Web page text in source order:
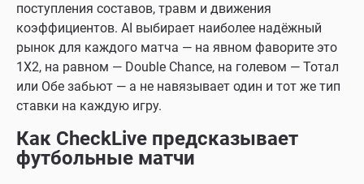
поступления составов, травм и движения
коэффициентов. AI выбирает наиболее надёжный
рынок для каждого матча — на явном фаворите это
1X2, на равном — Double Chance, на голевом — Тотал
или Обе забьют — а не навязывает один и тот же тип
ставки на каждую игру.
Как CheckLive предсказывает
футбольные матчи